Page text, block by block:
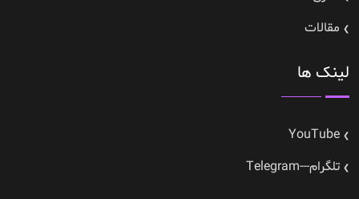
مقالات
لینک ها
YouTube
تلگرام---Telegram